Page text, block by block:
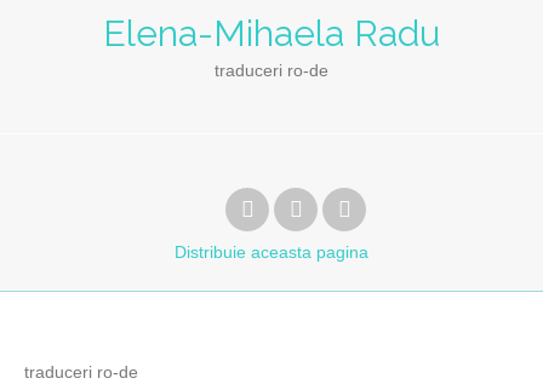
Elena-Mihaela Radu
traduceri ro-de
Distribuie aceasta pagina
traduceri ro-de